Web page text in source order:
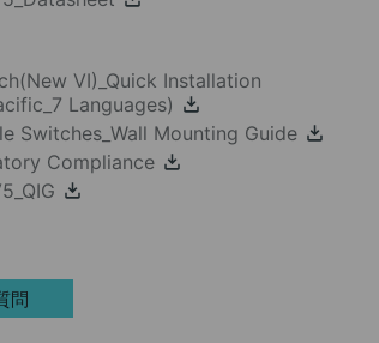
VI)_Quick Installation
Languages)
Switches_Wall Mounting Guide
Compliance
問